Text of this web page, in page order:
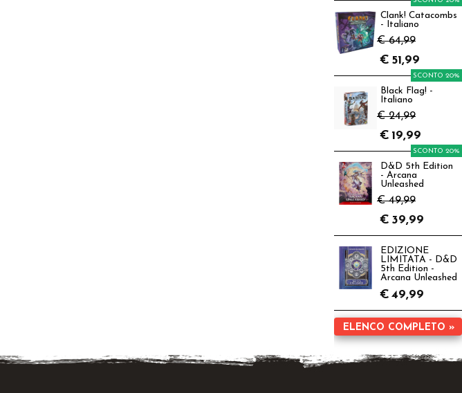
Clank! Catacombs
- Italiano
€ 64,99
€ 51,99
Black Flag! -
Italiano
€ 24,99
SCONTO 20%
€ 19,99
D&D 5th Edition
- Arcana
Unleashed
€ 49,99
SCONTO 20%
€ 39,99
EDIZIONE
LIMITATA - D&D
5th Edition -
Arcana Unleashed
€ 49,99
ELENCO COMPLETO »